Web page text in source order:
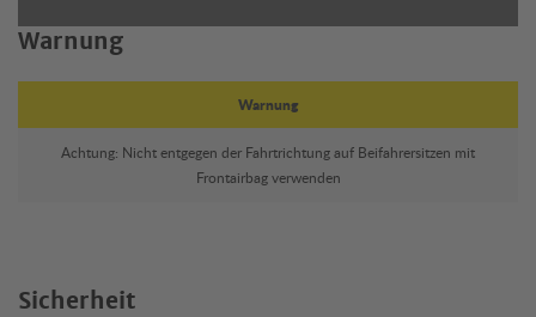
Warnung
Warnung
Achtung: Nicht entgegen der Fahrtrichtung auf Beifahrersitzen mit
Frontairbag verwenden
Sicherheit